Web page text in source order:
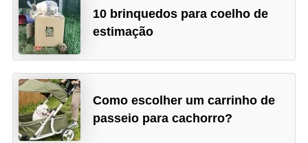
10 brinquedos para coelho de
estimação
Como escolher um carrinho de
passeio para cachorro?
e
s
|
A
n
i